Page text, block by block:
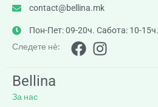
contact@bellina.mk
Пон-Пет: 09-20ч. Сабота: 10-15ч.
Следете нè:
Bellina
За нас